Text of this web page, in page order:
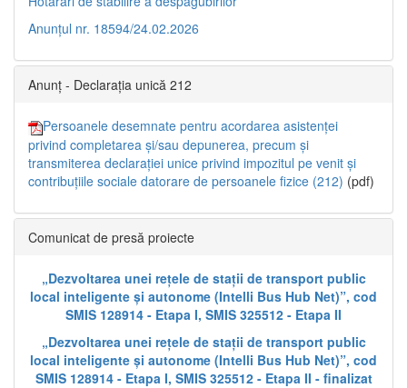
Anunțul nr. 18594/24.02.2026
Anunț - Declarația unică 212
Persoanele desemnate pentru acordarea asistenței
privind completarea și/sau depunerea, precum și
transmiterea declarației unice privind impozitul pe venit și
contribuțiile sociale datorare de persoanele fizice (212) (pdf)
Comunicat de presă proiecte
„Dezvoltarea unei rețele de stații de transport public
local inteligente și autonome (Intelli Bus Hub Net)”, cod
SMIS 128914 - Etapa I, SMIS 325512 - Etapa II
„Dezvoltarea unei rețele de stații de transport public
local inteligente și autonome (Intelli Bus Hub Net)”, cod
SMIS 128914 - Etapa I, SMIS 325512 - Etapa II - finalizat